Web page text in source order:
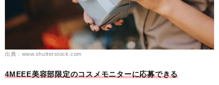
出典：www.shutterstock.com
4MEEE美容部限定のコスメモニターに応募できる